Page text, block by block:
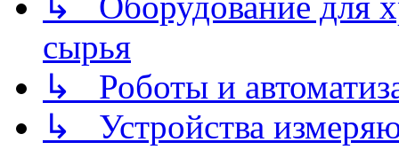
сырья
↳ Роботы и
↳ Устройства